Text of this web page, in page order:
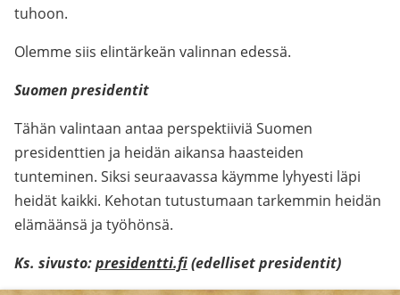
tuhoon.
Olemme siis elintärkeän valinnan edessä.
Suomen presidentit
Tähän valintaan antaa perspektiiviä Suomen
presidenttien ja heidän aikansa haasteiden
tunteminen. Siksi seuraavassa käymme lyhyesti läpi
heidät kaikki. Kehotan tutustumaan tarkemmin heidän
elämäänsä ja työhönsä.
Ks. sivusto:presidentti.fi(edelliset presidentit)